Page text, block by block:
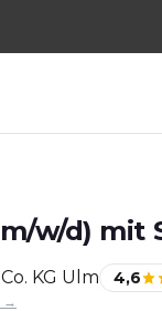
w/d)
KG Ulm 4,6
→